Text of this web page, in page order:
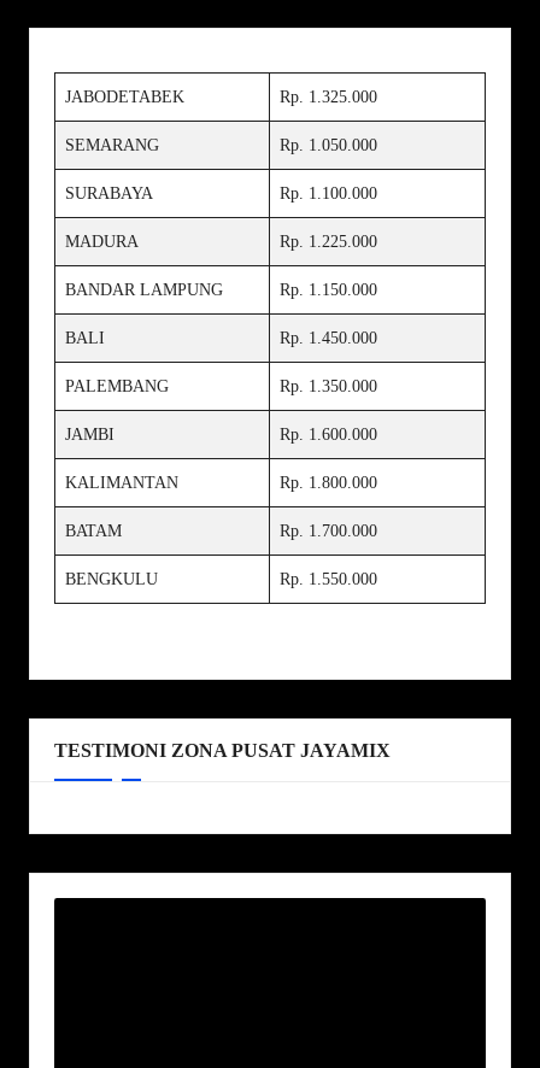
JABODETABEK Rp. 1.325.000
SEMARANG Rp. 1.050.000
SURABAYA Rp. 1.100.000
MADURA Rp. 1.225.000
BANDAR LAMPUNG Rp. 1.150.000
BALI Rp. 1.450.000
PALEMBANG Rp. 1.350.000
JAMBI Rp. 1.600.000
KALIMANTAN Rp. 1.800.000
BATAM Rp. 1.700.000
BENGKULU Rp. 1.550.000
TESTIMONI ZONA PUSAT JAYAMIX